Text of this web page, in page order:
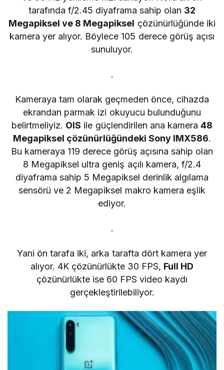
tarafında f/2.45 diyaframa sahip olan 32
Megapiksel ve 8 Megapiksel çözünürlüğünde iki
kamera yer alıyor. Böylece 105 derece görüş açısı
sunuluyor.
.
Kameraya tam olarak geçmeden önce, cihazda
ekrandan parmak izi okuyucu bulunduğunu
belirtmeliyiz. OIS ile güçlendirilen ana kamera 48
Megapiksel çözünürlüğündeki Sony IMX586.
Bu kameraya 119 derece görüş açısına sahip olan
8 Megapiksel ultra geniş açılı kamera, f/2.4
diyaframa sahip 5 Megapiksel derinlik algılama
sensörü ve 2 Megapiksel makro kamera eşlik
ediyor.
.
Yani ön tarafa iki, arka tarafta dört kamera yer
alıyor. 4K çözünürlükte 30 FPS, Full HD
çözünürlükte ise 60 FPS video kaydı
gerçekleştirilebiliyor.